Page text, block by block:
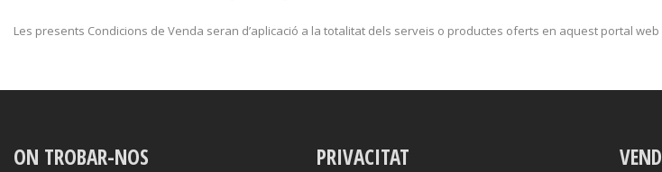
Les presents Condicions de Venda seran d’aplicació a la totalitat dels serveis o productes oferts en aquest portal
ON TROBAR-NOS PRIVACITAT